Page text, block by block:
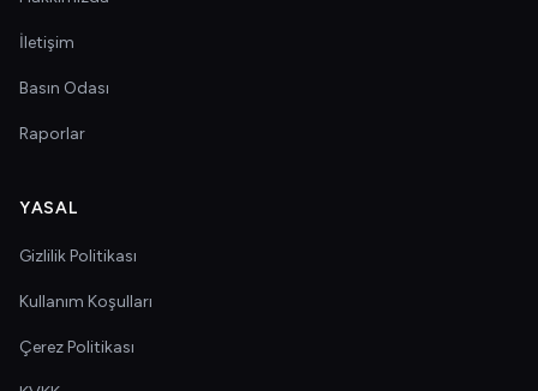
İletişim
Basın Odası
Raporlar
YASAL
Gizlilik Politikası
Kullanım Koşulları
Çerez Politikası